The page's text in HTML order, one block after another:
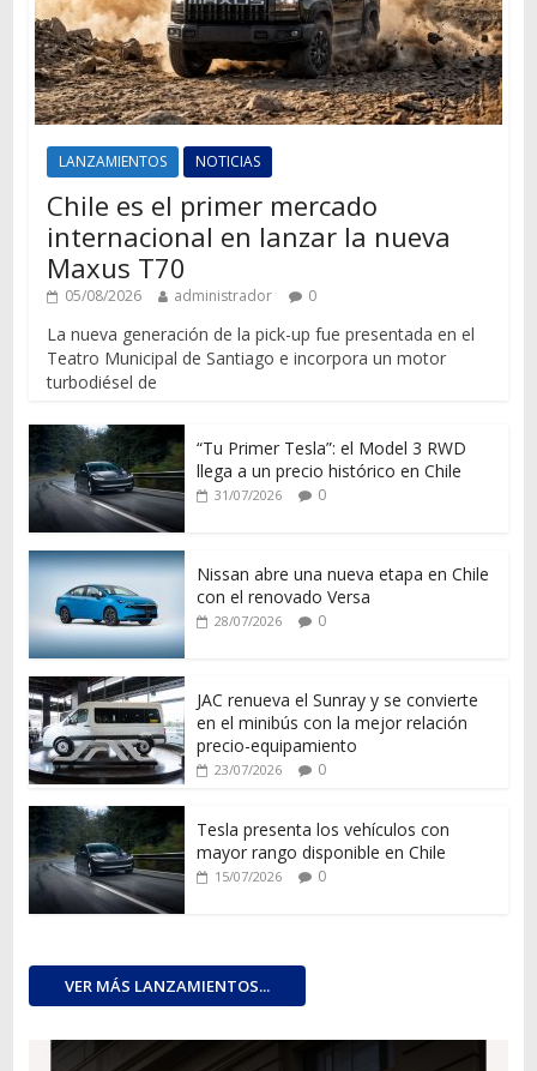
LANZAMIENTOS NOTICIAS
Chile es el primer mercado
internacional en lanzar la nueva
Maxus T70
05/08/2026 administrador 0
La nueva generación de la pick-up fue presentada en el
Teatro Municipal de Santiago e incorpora un motor
turbodiésel de
“Tu Primer Tesla”: el Model 3 RWD
llega a un precio histórico en Chile
31/07/2026 0
Nissan abre una nueva etapa en Chile
con el renovado Versa
28/07/2026 0
JAC renueva el Sunray y se convierte
en el minibús con la mejor relación
precio-equipamiento
23/07/2026 0
Tesla presenta los vehículos con
mayor rango disponible en Chile
15/07/2026 0
VER MÁS LANZAMIENTOS...